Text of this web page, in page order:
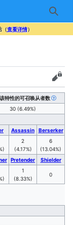
搜索
（查看详情）
查看
特性的可召唤从者数
30 (6.49%)
Assassin
Berserker
2
(4.17%)
6
(13.04%)
Pretender
Shielder
1
(8.33%)
0